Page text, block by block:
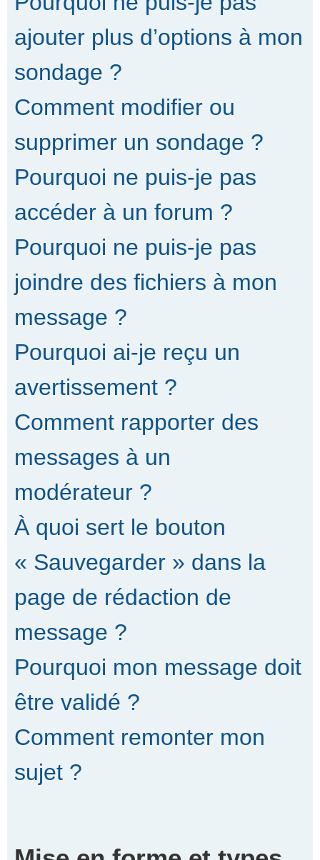
ajouter plus d’options à mon
sondage ?
Comment modifier ou
supprimer un sondage ?
Pourquoi ne puis-je pas
accéder à un forum ?
Pourquoi ne puis-je pas
joindre des fichiers à mon
message ?
Pourquoi ai-je reçu un
avertissement ?
Comment rapporter des
messages à un
modérateur ?
À quoi sert le bouton
« Sauvegarder » dans la
page de rédaction de
message ?
Pourquoi mon message doit
être validé ?
Comment remonter mon
sujet ?